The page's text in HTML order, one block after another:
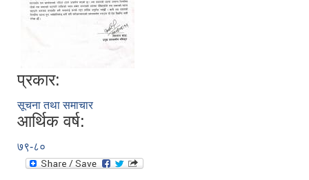
प्रकार:
सूचना तथा समाचार
आर्थिक वर्ष:
७९-८०